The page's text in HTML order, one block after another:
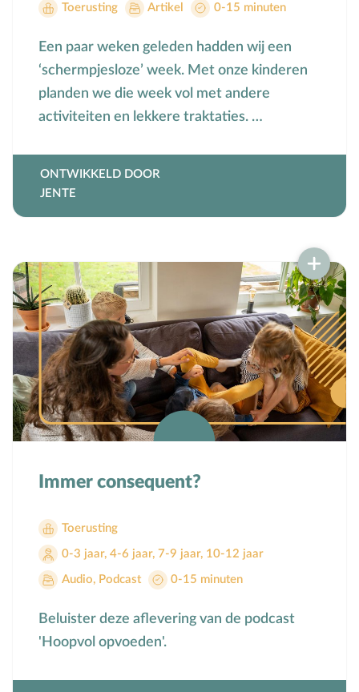
Toerusting Artikel 0-15 minuten
Een paar weken geleden hadden wij een
‘schermpjesloze’ week. Met onze kinderen
planden we die week vol met andere
activiteiten en lekkere traktaties. …
ONTWIKKELD DOOR
JENTE
Immer consequent?
Toerusting
0-3 jaar, 4-6 jaar, 7-9 jaar, 10-12 jaar
Audio, Podcast 0-15 minuten
Beluister deze aflevering van de podcast
'Hoopvol opvoeden'.